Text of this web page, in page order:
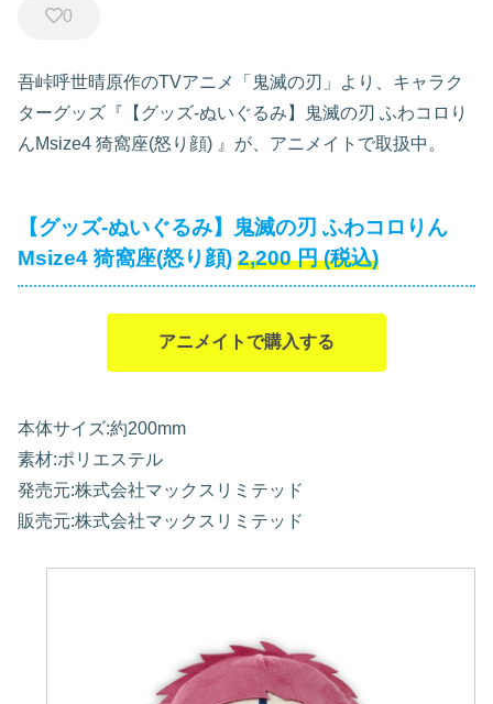
0
吾峠呼世晴原作のTVアニメ「鬼滅の刃」より、キャラク
ターグッズ『【グッズ-ぬいぐるみ】鬼滅の刃 ふわコロり
んMsize4 猗窩座(怒り顔) 』が、アニメイトで取扱中。
【グッズ-ぬいぐるみ】鬼滅の刃 ふわコロりん
Msize4 猗窩座(怒り顔) 2,200 円 (税込)
アニメイトで購入する
本体サイズ:約200mm
素材:ポリエステル
発売元:株式会社マックスリミテッド
販売元:株式会社マックスリミテッド